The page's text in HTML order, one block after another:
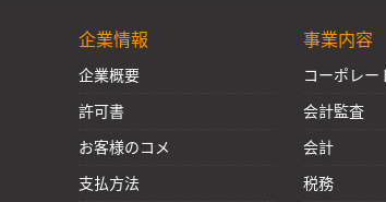
企業情報
企業概要
許可書
お客様のコメ
支払方法
事業内容
コーポレー
会計監査
会計
税務